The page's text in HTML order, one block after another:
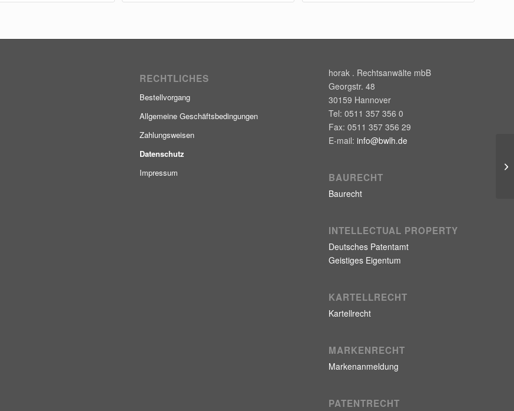
RECHTLICHES
Bestellvorgang
Allgemeine Geschäftsbedingungen
Zahlungsweisen
Datenschutz
Impressum
horak . Rechtsanwälte mbB
Georgstr. 48
30159 Hannover
Tel: 0511 357 356 0
Fax: 0511 357 356 29
E-mail: info@bwlh.de
BAURECHT
Baurecht
INTELLECTUAL PROPERTY
Deutsches Patentamt
Geistiges Eigentum
KARTELLRECHT
Kartellrecht
MARKENRECHT
Markenanmeldung
PATENTRECHT